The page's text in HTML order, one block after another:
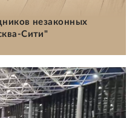
незаконных
Сити"